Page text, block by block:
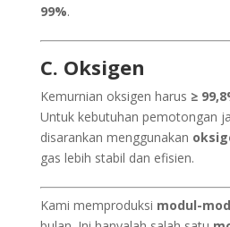
99%.
C. Oksigen
Kemurnian oksigen harus ≥
Untuk kebutuhan pemotongan
disarankan menggunakan
gas lebih stabil dan efisien.
Kami memproduksi modul-